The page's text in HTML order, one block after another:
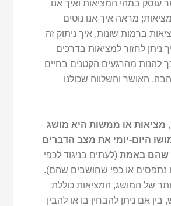
עוסק במהי המציאות ואיך אנו
מראה איך אנו נוטים
ברמות שונות, איך ניתוק זה
ניתן לחזור למציאות בדרכים
כך להנות מהרגעים הקטנים בחיים
האושר והשלווה שכולנו
מציאות או ממשות היא מושג
היום-יומי את מצב הדברים
שהם באמת (לעתים בניגוד לכפי
נתפסים או כפי שחושבים שהם).
של המושג, המציאות כוללת
אם ניתן להבחין בו או להבין